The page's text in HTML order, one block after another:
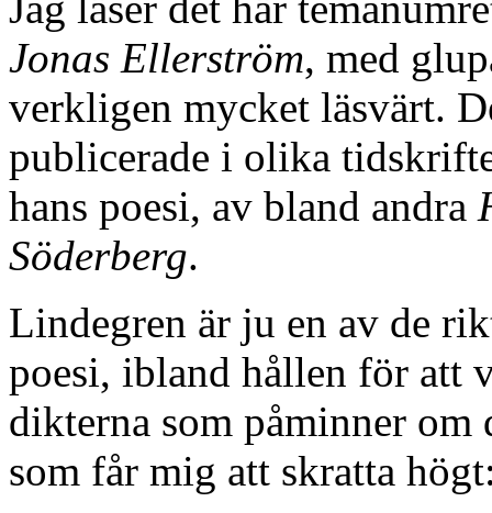
Jonas Ellerström, med
verkligen mycket läsvärt.
publicerade i olika
hans poesi, av bland andra
Söderberg.
Lindegren är ju en av de
poesi, ibland hållen för att
dikterna som påminner
som får mig att skratta